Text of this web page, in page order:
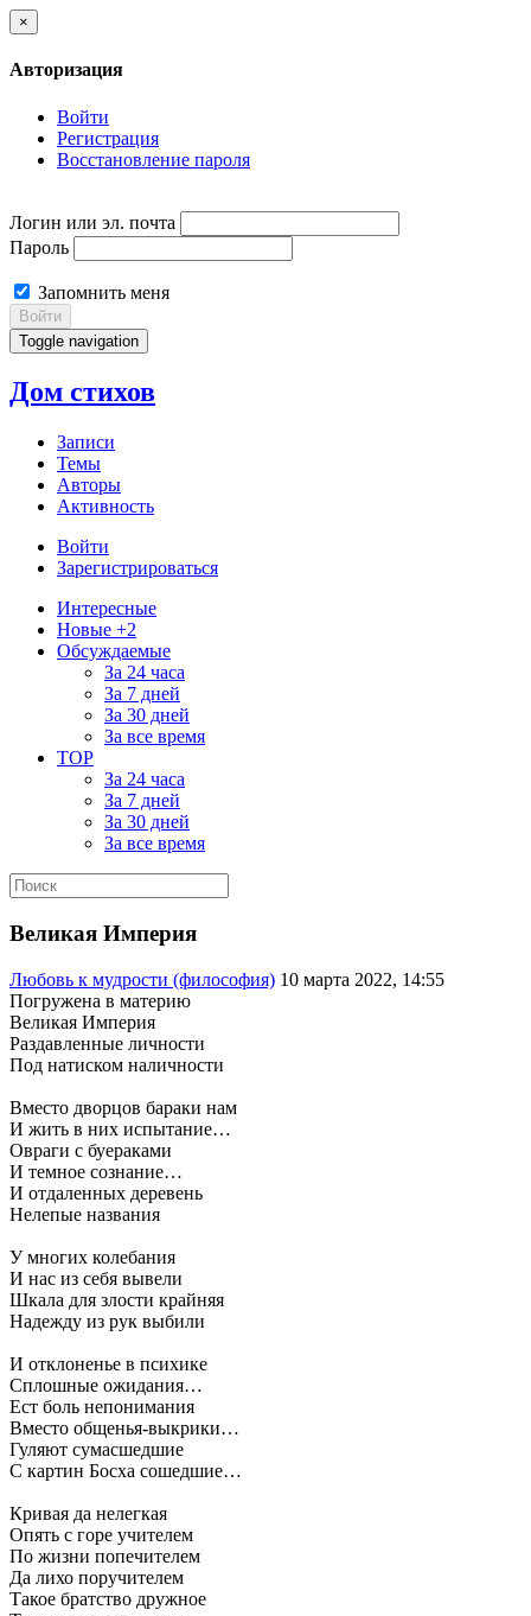
×
Авторизация
Войти
Регистрация
Восстановление пароля
Логин или эл. почта
Пароль
Запомнить меня
Войти
Toggle navigation
Дом стихов
Записи
Темы
Авторы
Активность
Войти
Зарегистрироваться
Интересные
Новые +2
Обсуждаемые
За 24 часа
За 7 дней
За 30 дней
За все время
TOP
За 24 часа
За 7 дней
За 30 дней
За все время
Великая Империя
Любовь к мудрости (философия) 10 марта 2022, 14:55
Погружена в материю
Великая Империя
Раздавленные личности
Под натиском наличности
Вместо дворцов бараки нам
И жить в них испытание…
Овраги с буераками
И темное сознание…
И отдаленных деревень
Нелепые названия
У многих колебания
И нас из себя вывели
Шкала для злости крайняя
Надежду из рук выбили
И отклоненье в психике
Сплошные ожидания…
Ест боль непонимания
Вместо общенья-выкрики…
Гуляют сумасшедшие
С картин Босха сошедшие…
Кривая да нелегкая
Опять с горе учителем
По жизни попечителем
Да лихо поручителем
Такое братство дружное